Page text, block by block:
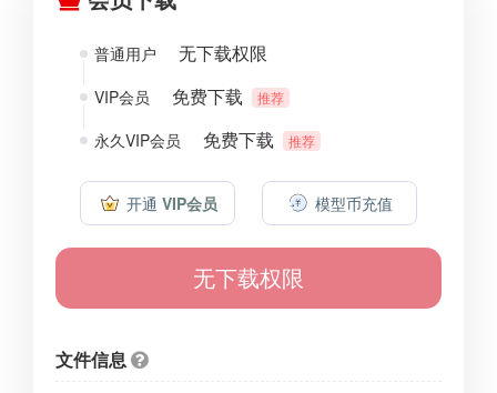
普通用户 无下载权限
VIP会员 免费下载 推荐
永久VIP会员 免费下载 推荐
开通 VIP会员 模型币充值
无下载权限
文件信息